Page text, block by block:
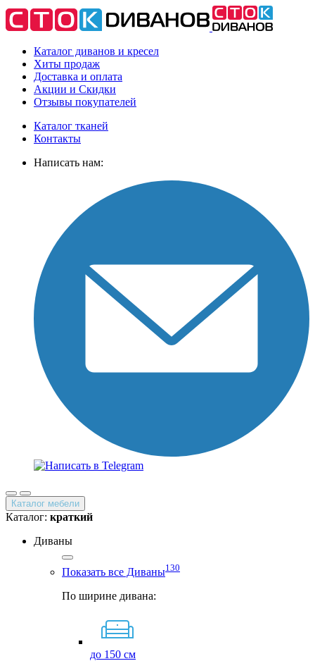
Каталог диванов и кресел
Хиты продаж
Доставка и оплата
Акции и Скидки
Отзывы покупателей
Каталог тканей
Контакты
Написать нам:
Каталог мебели
Каталог: краткий
Диваны
Показать все Диваны130
По ширине дивана:
до 150 см